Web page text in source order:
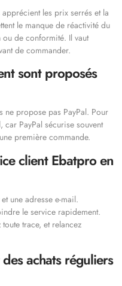
les prix serrés et la
le manque de réactivité du
de conformité. Il vaut
de commander.
sont proposés
ne propose pas PayPal. Pour
PayPal sécurise souvent
première commande.
client Ebatpro en
une adresse e-mail.
le service rapidement.
trace, et relancez
achats réguliers